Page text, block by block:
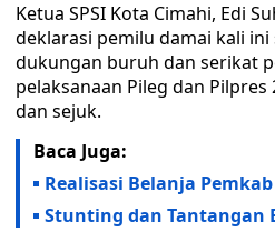
Ketua SPSI Kota Cimahi, Edi
deklarasi pemilu damai kali
dukungan buruh dan serikat
pelaksanaan Pileg dan Pilpres
dan sejuk.
Baca Juga:
Realisasi Belanja
Stunting dan Tantangan